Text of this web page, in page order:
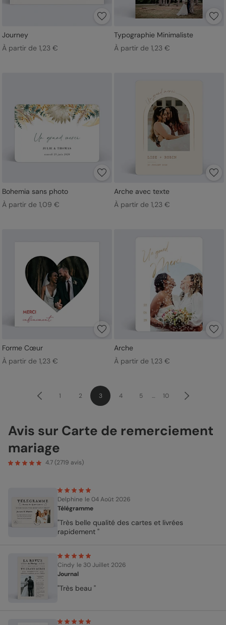
Journey
À partir de 1,23 €
Typographie Minimaliste
À partir de 1,23 €
Bohemia sans photo
À partir de 1,09 €
Arche avec texte
À partir de 1,23 €
Forme Cœur
À partir de 1,23 €
Arche
À partir de 1,23 €
1 2 3 4 5 … 10
Avis sur Carte de remerciement
mariage
4.7(2719 avis)
Delphine le 04 Août 2026
Télégramme
"Très belle qualité des cartes et livrées
rapidement "
Cindy le 30 Juillet 2026
Journal
"Très beau "